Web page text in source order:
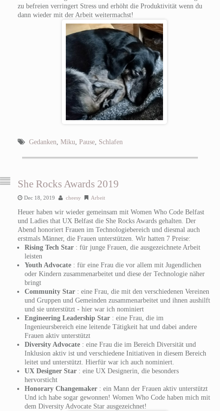
zu befreien verringert Stress und erhöht die Produktivität wenn du
dann wieder mit der Arbeit weitermachst!
Gedanken, Miku, Pause, Schlafen
She Rocks Awards 2019
Dec 18, 2019 cheesy Arbeit
Heuer haben wir wieder gemeinsam mit Women Who Code Belfast
und Ladies that UX Belfast die She Rocks Awards gehalten. Der
Abend honoriert Frauen im Technologiebereich und diesmal auch
erstmals Männer, die Frauen unterstützen. Wir hatten 7 Preise:
Rising Tech Star: für junge Frauen, die ausgezeichnete Arbeit
leisten
Youth Advocate: für eine Frau die vor allem mit Jugendlichen
oder Kindern zusammenarbeitet und diese der Technologie näher
bringt
Community Star: eine Frau, die mit den verschiedenen Vereinen
und Gruppen und Gemeinden zusammenarbeitet und ihnen aushilft
und sie unterstützt - hier war ich nominiert
Engineering Leadership Star: eine Frau, die im
Ingenieursbereich eine leitende Tätigkeit hat und dabei andere
Frauen aktiv unterstützt
Diversity Advocate: eine Frau die im Bereich Diversität und
Inklusion aktiv ist und verschiedene Initiativen in diesem Bereich
leitet und unterstützt. Hierfür war ich auch nominiert.
UX Designer Star: eine UX Designerin, die besonders
hervorsticht
Honorary Changemaker: ein Mann der Frauen aktiv unterstützt
Und ich habe sogar gewonnen! Women Who Code haben mich mit
dem Diversity Advocate Star ausgezeichnet!